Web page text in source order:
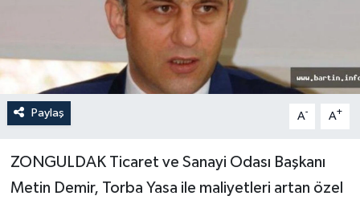
Paylaş A- A+
ZONGULDAK Ticaret ve Sanayi Odası Başkanı
Metin Demir, Torba Yasa ile maliyetleri artan özel
Yaşam
Yerel Yönetimler
DÜNYA